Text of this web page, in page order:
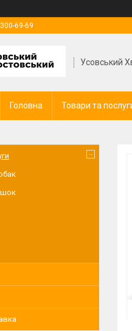
69-69
Усовський
Головна Товари та